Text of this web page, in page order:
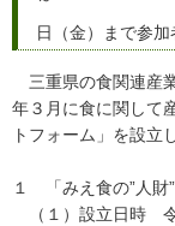
日（金）まで参加
三重県の食関連産
年３月に食に関して
トフォーム」を設立
１ 「みえ食の”人財
（１）設立日時